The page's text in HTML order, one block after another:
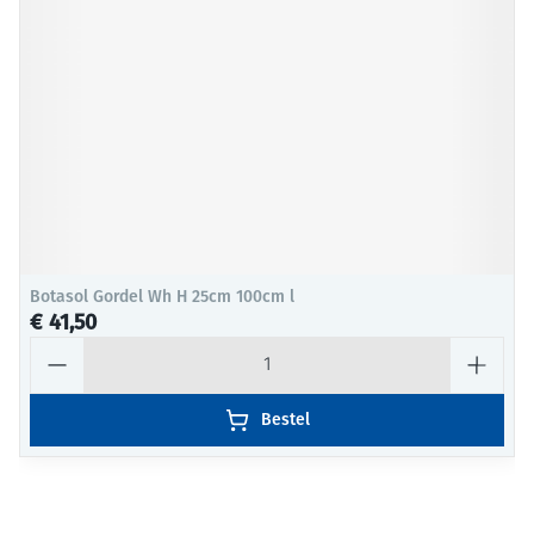
Botasol Gordel Wh H 25cm 100cm l
€ 41,50
Bestel